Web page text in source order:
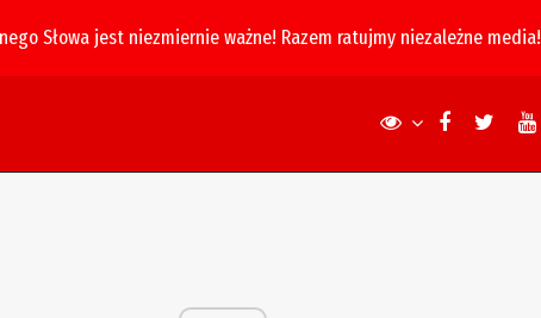
Słowa jest niezmiernie ważne! Razem ratujmy niezależne media!